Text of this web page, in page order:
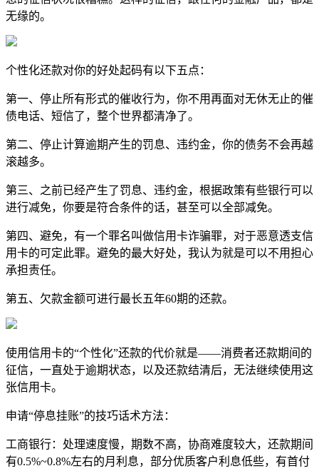
无缘的。
个性化还款对你的好处起码有以下五点：
第一、停止所有形式的催收行为，你不用再面对无休无止的催
债电话、短信了，整个世界都清净了。
第二、停止计算逾期产生的罚息、违约金，你的债务不会再越
滚越多。
第三、之前已经产生了罚息、违约金，根据政策有些银行可以
进行减免，你要是符合条件的话，甚至可以全部减免。
第四、避免，有一个罪名叫做信用卡诈骗罪，对于恶意透支信
用卡的可定此罪。避免的最大好处，我认为就是可以不用担心
承担责任。
第五、欠款金额可进行最长五年60期的还款。
使用信用卡的“个性化”还款的代价就是——消费者还款期间的
征信，一直处于逾期状态，以及还款结清后，无法继续使用这
张信用卡。
申请“停息挂账”的技巧话术方法：
工商银行：处理速度慢，期数不高，协商难度较大，还款期间
有0.5%~0.8%左右的月利息，部分优质客户利息低些，有首付